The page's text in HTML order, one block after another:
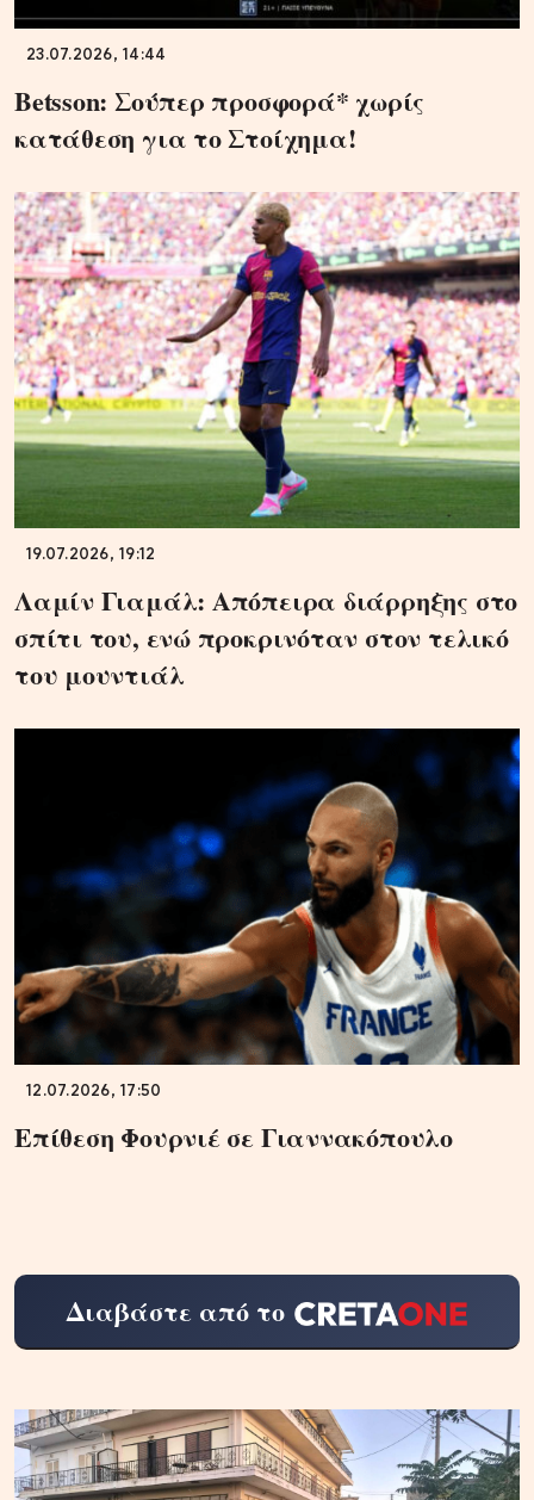
23.07.2026, 14:44
Betsson: Σούπερ προσφορά* χωρίς
κατάθεση για το Στοίχημα!
19.07.2026, 19:12
Λαμίν Γιαμάλ: Απόπειρα διάρρηξης στο
σπίτι του, ενώ προκρινόταν στον τελικό
του μουντιάλ
12.07.2026, 17:50
Επίθεση Φουρνιέ σε Γιαννακόπουλο
Διαβάστε από το